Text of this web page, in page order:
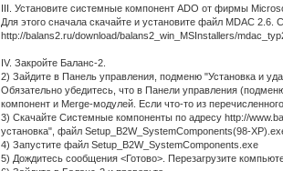
III. Установите системные компонент ADO от фирмы
Для этого сначала скачайте и установите файл MDAC 2.6.
http://balans2.ru/download/balans2_win_MSInstallers/
IV. Закройте Баланс-2.
2) Зайдите в Панель управления, подменю "Установка и
Обязательно убедитесь, что в Панели управления
компонент и Merge-модулей. Если что-то из
3) Скачайте Системные компоненты по адресу http://
установка", файл Setup_B2W_SystemComponents(98-
4) Запустите файл Setup_B2W_SystemComponents.exe
5) Дождитесь сообщения <Готово>. Перезагрузите